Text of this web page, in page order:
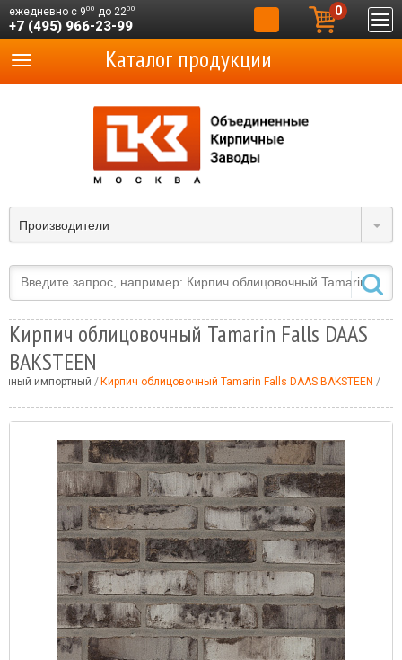
ежедневно с 900 до 2200
+7 (495) 966-23-99
0
Производители
Каталог продукции
Кирпич облицовочный Tamarin Falls DAAS
BAKSTEEN
импортный Кирпич облицовочный Tamarin Falls DAAS BAKSTEEN